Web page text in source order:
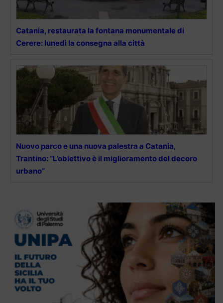
Catania, restaurata la fontana monumentale di
Cerere: lunedì la consegna alla città
Nuovo parco e una nuova palestra a Catania,
Trantino: “L’obiettivo è il miglioramento del decoro
urbano”